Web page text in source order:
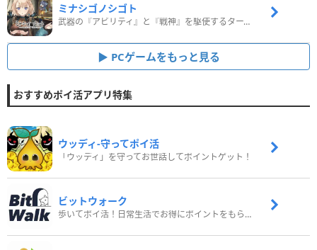
ミナシゴノシゴト
武器の『アビリティ』と『戦神』を駆使するターン制コマンドバトルRPG！
PCゲームをもっと見る
おすすめポイ活アプリ特集
ウッディ‐守ってポイ活
「ウッディ」を守ってお世話してポイントゲット！
ビットウォーク
歩いてポイ活！日常生活でお得にポイントをもらおう